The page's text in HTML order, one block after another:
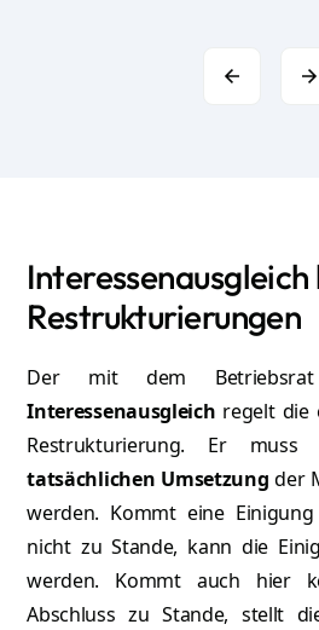
Interessenausgleich
Restrukturierungen
Der mit dem Betriebsrat
Interessenausgleich regelt die
Restrukturierung. Er
tatsächlichen Umsetzung der
werden. Kommt eine
nicht zu Stande, kann die
werden. Kommt auch hier
Abschluss zu Stande, stellt